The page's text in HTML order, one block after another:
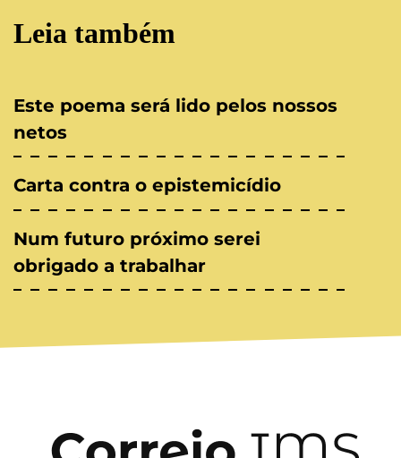
Leia também
Este poema será lido pelos nossos
netos
Carta contra o epistemicídio
Num futuro próximo serei
obrigado a trabalhar